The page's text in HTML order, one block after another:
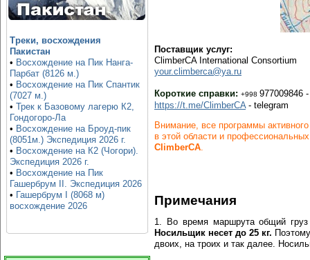
Треки, восхождения
Пакистан
• Восхождение на Пик Нанга-
Парбат (8126 м.)
• Восхождение на Пик Спантик
(7027 м.)
• Трек к Базовому лагерю К2,
Гондогоро-Ла
• Восхождение на Броуд-пик
(8051м.) Экспедиция 2026 г.
• Восхождение на К2 (Чогори).
Экспедиция 2026 г.
• Восхождение на Пик
Гашербрум II. Экспедиция 2026
• Гашербрум I (8068 м)
восхождение 2026
Поставщик услуг:
ClimberCA International Consortium
your.climberca@ya.ru
Короткие справки: +998 977009846
https://t.me/ClimberCA - telegram
Внимание, все программы
в этой области и
ClimberCA
Примечания
1. Во время маршрута общий груз
Носильщик несет до 25 кг.
двоих, на троих и так далее.